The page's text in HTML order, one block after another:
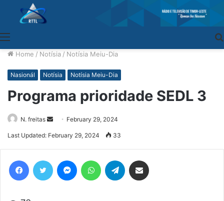
Home / Notísia / Notísia Meiu-Dia
Nasionál Notísia Notísia Meiu-Dia
Programa prioridade SEDL 3
N. freitas
Send
an
February 29, 2024
Last Updated: February 29, 2024 33